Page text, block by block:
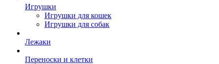
Игрушки
Игрушки для кошек
Игрушки для собак
Лежаки
Переноски и клетки